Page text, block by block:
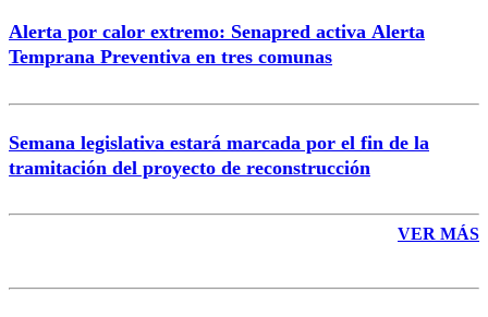
Alerta por calor extremo: Senapred activa Alerta
Temprana Preventiva en tres comunas
Semana legislativa estará marcada por el fin de la
tramitación del proyecto de reconstrucción
VER MÁS